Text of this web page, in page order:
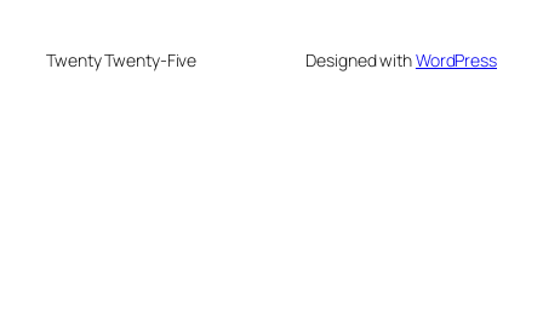
Twenty Twenty-Five Designed withWordPress